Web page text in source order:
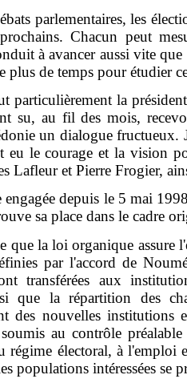
parlementaires, les
Chacun peut
à avancer aussi vite
plus de temps pour étudier
particulièrement la
su, au fil des mois,
un dialogue fructueux.
eu le courage et la vision
Lafleur et Pierre Frogier,
depuis le 5 mai
sa place dans le cadre
que la loi organique assure
par l'accord de
transférées aux
que la répartition des
des nouvelles institutions
au contrôle
régime électoral, à
populations intéressées se